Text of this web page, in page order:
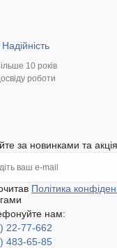
Надійність
10 років
роботи
за новинками та
Політика
нам:
22-77-662
483-65-85